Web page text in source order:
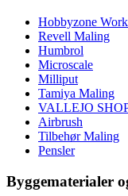
Hobbyzone
Revell Maling
Humbrol
Microscale
Milliput
Tamiya Maling
VALLEJO
Airbrush
Tilbehør Maling
Pensler
Byggematerialer